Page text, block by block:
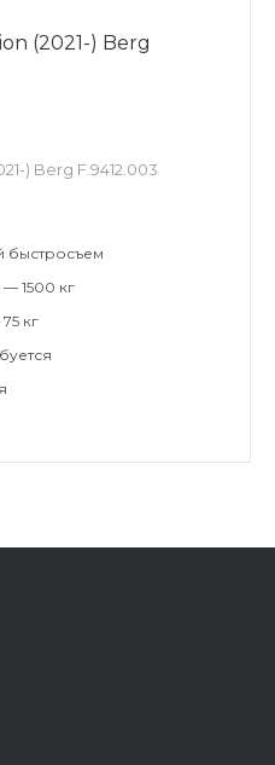
(2021-) Berg
) Berg F.9412.003
быстросъем
1500 кг
кг